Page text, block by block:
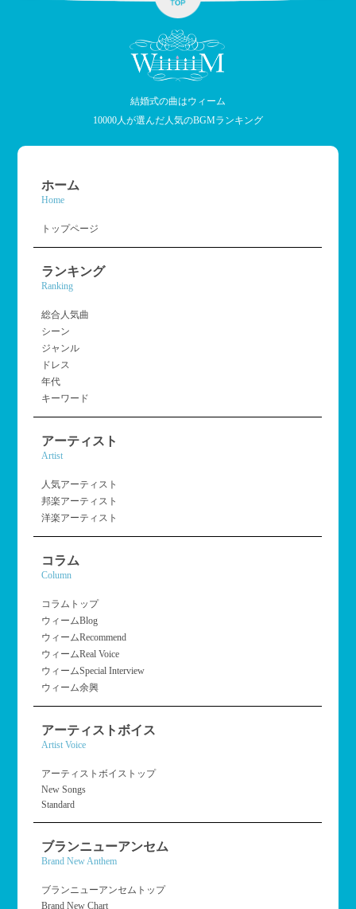
結婚式の曲はウィーム
10000人が選んだ人気のBGMランキング
ホーム
Home
トップページ
ランキング
Ranking
総合人気曲
シーン
ジャンル
ドレス
年代
キーワード
アーティスト
Artist
人気アーティスト
邦楽アーティスト
洋楽アーティスト
コラム
Column
コラムトップ
ウィームBlog
ウィームRecommend
ウィームReal Voice
ウィームSpecial Interview
ウィーム余興
アーティストボイス
Artist Voice
アーティストボイストップ
New Songs
Standard
ブランニューアンセム
Brand New Anthem
ブランニューアンセムトップ
Brand New Chart